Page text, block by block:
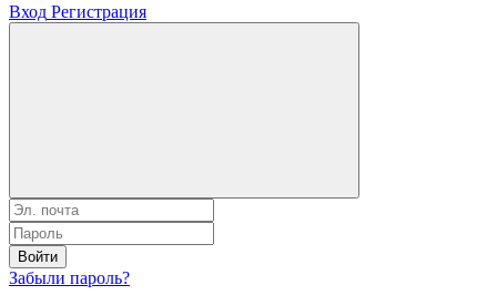
Вход Регистрация
Войти
Забыли пароль?